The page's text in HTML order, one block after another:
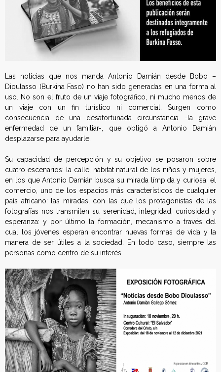
Las noticias que nos manda Antonio Damián desde Bobo –
Dioulasso (Burkina Faso) no han sido generadas en una forma al
uso. No son el fruto de un viaje fotográfico, ni mucho menos de
un viaje con un fin turístico ni comercial. Surgen como
consecuencia de una desafortunada circunstancia -la grave
enfermedad de un familiar-, que obligó a Antonio Damián
desplazarse para ayudarle.
Su capacidad de percepción y su objetivo se posaron sobre
cuatro escenarios: la calle, hábitat natural de los niños y mujeres,
en los que Antonio Damián busca su mirada límpida y curiosa: el
comercio, uno de los espacios más característicos de cualquier
país africano: las miradas, con las que los protagonistas de las
fotografías nos transmiten su serenidad, integridad, curiosidad y
esperanza: y por último la formación, mecanismo a través del
cual los jóvenes esperan encontrar nuevas formas de vida y la
manera de ser útiles a la sociedad. En todo caso, siempre las
personas como centro de su interés.